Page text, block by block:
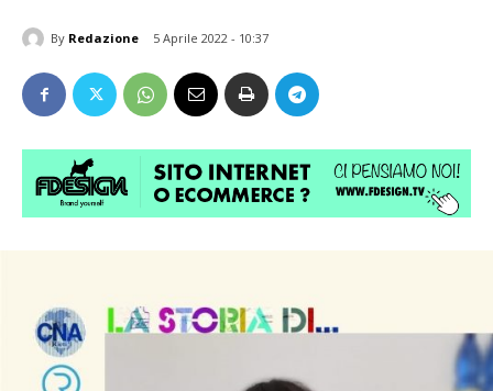
By Redazione 5 Aprile 2022 - 10:37